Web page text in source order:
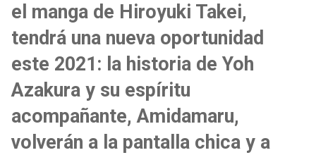
el manga de Hiroyuki Takei,
tendrá una nueva oportunidad
este 2021: la historia de Yoh
Azakura y su espíritu
acompañante, Amidamaru,
volverán a la pantalla chica y a